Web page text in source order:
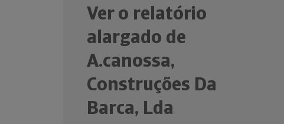
Ver o relatório
alargado de
A.canossa,
Construções Da
Barca, Lda